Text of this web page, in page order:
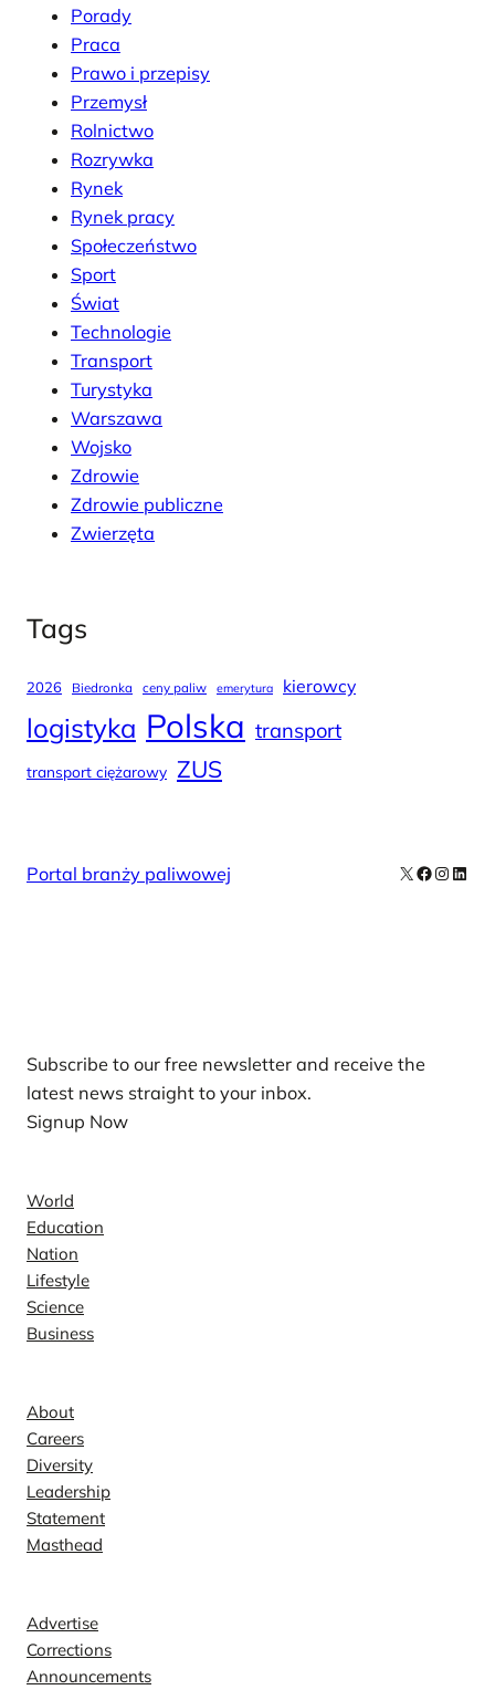
Porady
Praca
Prawo i przepisy
Przemysł
Rolnictwo
Rozrywka
Rynek
Rynek pracy
Społeczeństwo
Sport
Świat
Technologie
Transport
Turystyka
Warszawa
Wojsko
Zdrowie
Zdrowie publiczne
Zwierzęta
Tags
2026 Biedronka ceny paliw emerytura kierowcy
logistyka Polska transport
transport ciężarowy ZUS
Portal branży paliwowej X Facebook
Subscribe to our free newsletter and receive the
latest news straight to your inbox.
Signup Now
World
Education
Nation
Lifestyle
Science
Business
About
Careers
Diversity
Leadership
Statement
Masthead
Advertise
Corrections
Announcements